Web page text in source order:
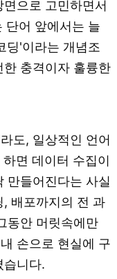
으로 고민하면서
단어 앞에서는 늘
딩'이라는 개념조
충격이자 훌륭한
도, 일상적인 언어
면 데이터 수집이
만들어진다는 사실
배포까지의 전 과
동안 머릿속에만
손으로 현실에 구
습니다.